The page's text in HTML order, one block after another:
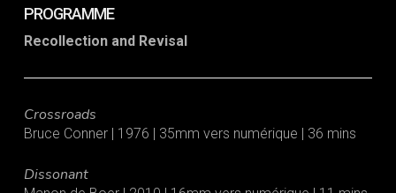
PROGRAMME
Recollection and Revisal
Crossroads
Bruce Conner | 1976 | 35mm vers numérique | 36 mins
Dissonant